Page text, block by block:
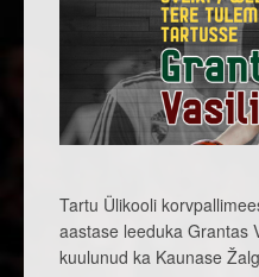
Tartu Ülikooli
aastase leeduka Grantas
kuulunud ka Kaunase